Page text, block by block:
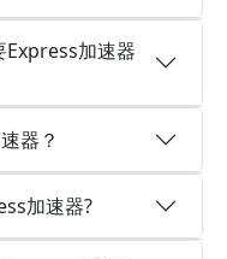
Express加速器
器？
加速器?